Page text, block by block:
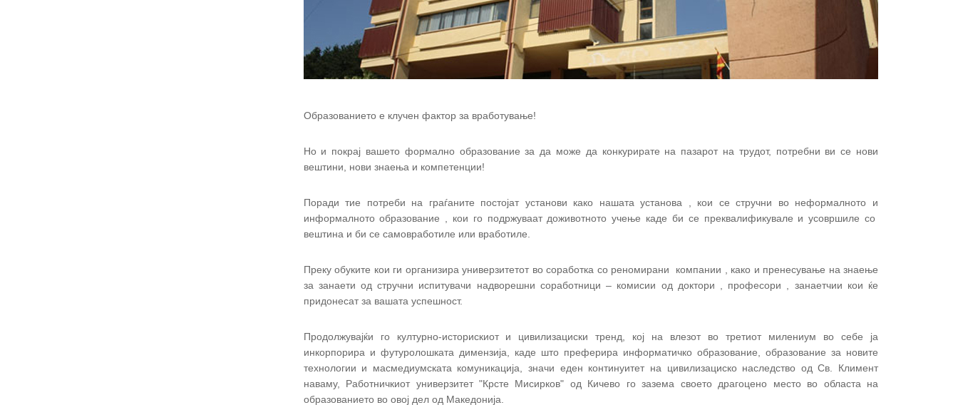
Образованието е клучен фактор за вработување!
Но и покрај вашето формално образование за да може да конкурирате на пазарот на трудот, потребни ви се нови
вештини, нови знаења и компетенции!
Поради тие потреби на граѓаните постојат установи како нашата установа , кои се стручни во неформалното и
информалното образование , кои го подржуваат доживотното учење каде би се преквалификувале и усовршиле со
вештина и би се самовработиле или вработиле.
Преку обуките кои ги организира универзитетот во соработка со реномирани компании , како и пренесување на знаење
за занаети од стручни испитувачи надворешни соработници – комисии од доктори , професори , занаетчии кои ќе
придонесат за вашата успешност.
Продолжувајќи го културно-историскиот и цивилизациски тренд, кој на влезот во третиот милениум во себе ја
инкорпорира и футуролошката димензија, каде што преферира информатичко образование, образование за новите
технологии и масмедиумската комуникација, значи еден континуитет на цивилизациско наследство од Св. Климент
наваму, Работничкиот универзитет "Крсте Мисирков" од Кичево го зазема своето драгоцено место во областа на
образованието во овој дел од Македонија.